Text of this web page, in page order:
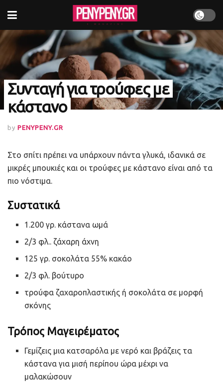
Συνταγή για τρούφες με
κάστανο
by PENYPENY.GR
Στο σπίτι πρέπει να υπάρχουν πάντα γλυκά, ιδανικά σε
μικρές μπουκιές και οι τρούφες με κάστανο είναι από τα
πιο νόστιμα.
Συστατικά
1.200 γρ. κάστανα ωμά
2/3 φλ.. ζάχαρη άχνη
125 γρ. σοκολάτα 55% κακάο
2/3 φλ. βούτυρο
τρούφα ζαχαροπλαστικής ή σοκολάτα σε μορφή
σκόνης
Τρόπος Μαγειρέματος
Γεμίζεις μια κατσαρόλα με νερό και βράζεις τα
κάστανα για μισή περίπου ώρα μέχρι να
μαλακώσουν